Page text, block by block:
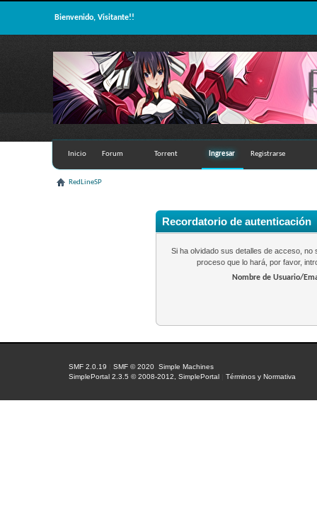
Bienvenido, Visitante!!
Inicio Forum Torrent Ingresar Registrarse
RedLineSP
Recordatorio de autenticación
Si ha olvidado sus detalles de acceso,
proceso que lo hará, por favor,
Nombre de Usuario/
SMF 2.0.19 |SMF © 2020 ,Simple Machines
SimplePortal 2.3.5 © 2008-2012, SimplePortal
|Términos y Normativa